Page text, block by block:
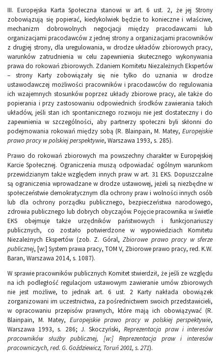
III. Europejska Karta Społeczna stanowi w art. 6 ust. 2, że jej Strony
zobowiązują się popierać, kiedykolwiek będzie to konieczne i właściwe,
mechanizm dobrowolnych negocjacji między pracodawcami lub
organizacjami pracodawców z jednej strony a organizacjami pracowników
z drugiej strony, dla uregulowania, w drodze układów zbiorowych pracy,
warunków zatrudnienia w celu zapewnienia skutecznego wykonywania
prawa do rokowań zbiorowych. Zdaniem Komitetu Niezależnych Ekspertów
– strony Karty zobowiązały się nie tylko do uznania w drodze
ustawodawczej możliwości pracowników i pracodawców do regulowania
ich wzajemnych stosunków poprzez układy zbiorowe pracy, ale także do
popierania i przy zastosowaniu odpowiednich środków zawierania takich
układów, jeśli stan ich spontanicznego rozwoju nie jest dostateczny i do
zapewnienia w szczególności, aby partnerzy społeczni byli skłonni do
podejmowania rokowań między sobą (R. Blainpain, M. Matey, Europejskie
prawo pracy w polskiej perspektywie, Warszawa 1993, s. 285).
Prawo do rokowań zbiorowych ma powszechny charakter w Europejskiej
Karcie Społecznej. Ograniczenia muszą odpowiadać ogólnym warunkom
przewidzianym także względem innych praw w art. 31 EKS. Dopuszczalne
są ograniczenia wprowadzane w drodze ustawowej, jeżeli są niezbędne w
społeczeństwie demokratycznym dla ochrony praw i wolności innych osób
lub dla ochrony porządku publicznego, bezpieczeństwa narodowego,
zdrowia publicznego lub dobrych obyczajów. Pojęcie pracownika w świetle
EKS obejmuje także urzędników państwowych i funkcjonariuszy
publicznych, co zostało potwierdzone w wypowiedziach Komitetu
Niezależnych Ekspertów (zob. Z. Góral,Zbiorowe prawo pracy w sferze
publicznej, [w:] System prawa pracy, TOM V, Zbiorowe prawo pracy, red. K.W.
Baran, Warszawa 2014, s. 1087).
W sprawie pracowników publicznych Komitet stwierdził, że jeśli ze względu
na ich podległość regulacjom ustawowym zawieranie umów zbiorowych
nie jest możliwe, to jednak art. 6 ust. 2 Karty nakłada obowiązek
zorganizowani im uczestnictwa, za pośrednictwem swoich przedstawicieli,
w opracowaniu przepisów prawnych, które mają ich obowiązywać (R.
Blainpain, M. Matey, Europejskie prawo pracy w polskiej perspektywie,
Warszawa 1993, s. 286; J. Skoczyński,Reprezentacja praw i interesów
pracowników służby publicznej, [w:] Reprezentacja praw i interesów
pracowniczych, red. G. Goździewicz, Toruń 2001, s. 271).